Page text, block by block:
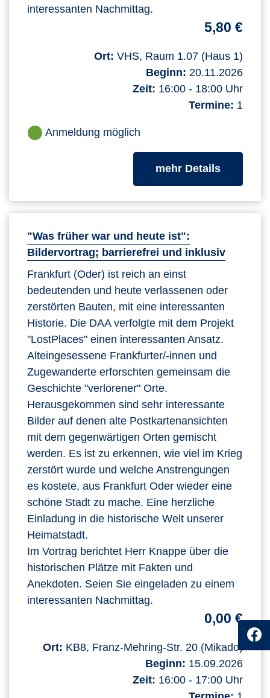
interessanten Nachmittag.
5,80 €
Ort: VHS, Raum 1.07 (Haus 1)
Beginn: 20.11.2026
Zeit: 16:00 - 18:00 Uhr
Termine: 1
Anmeldung möglich
mehr Detailszum
"Was früher war und heute ist":
Bildervortrag; barrierefrei und inklusiv
Frankfurt (Oder) ist reich an einst
bedeutenden und heute verlassenen oder
zerstörten Bauten, mit eine interessanten
Historie. Die DAA verfolgte mit dem Projekt
"LostPlaces" einen interessanten Ansatz.
Alteingesessene Frankfurter/-innen und
Zugewanderte erforschten gemeinsam die
Geschichte "verlorener" Orte.
Herausgekommen sind sehr interessante
Bilder auf denen alte Postkartenansichten
mit dem gegenwärtigen Orten gemischt
werden. Es ist zu erkennen, wie viel im Krieg
zerstört wurde und welche Anstrengungen
es kostete, aus Frankfurt Oder wieder eine
schöne Stadt zu mache. Eine herzliche
Einladung in die historische Welt unserer
Heimatstadt.
Im Vortrag berichtet Herr Knappe über die
historischen Plätze mit Fakten und
Anekdoten. Seien Sie eingeladen zu einem
interessanten Nachmittag.
0,00 €
Ort: KB8, Franz-Mehring-Str. 20 (Mikado)
Beginn: 15.09.2026
Zeit: 16:00 - 17:00 Uhr